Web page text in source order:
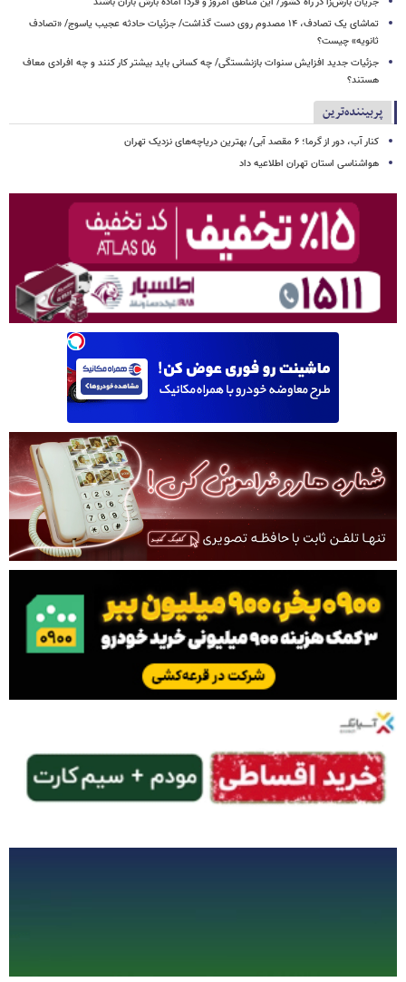
تماشای یک تصادف، ۱۴ مصدوم روی دست گذاشت/ جزئیات حادثه عجیب یاسوج/ «تصادف
ثانویه» چیست؟
جزئیات جدید افزایش سنوات بازنشستگی/ چه کسانی باید بیشتر کار کنند و چه افرادی معاف
هستند؟
پربیننده‌ترین
کنار آب، دور از گرما؛ ۶ مقصد آبی/ بهترین دریاچه‌های نزدیک تهران
هواشناسی استان تهران اطلاعیه داد